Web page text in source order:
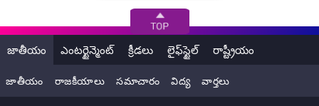
జాతీయం ఎంటర్టైన్మెంట్ క్రీడలు లైఫ్‌స్టైల్ రాష్ట్రీయం
జాతీయం రాజకీయాలు సమాచారం విద్య వార్తలు